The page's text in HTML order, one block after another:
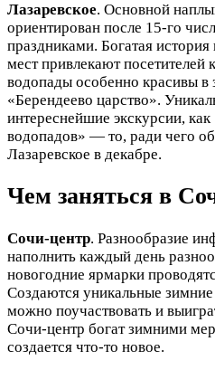
Лазаревское. Основной
ориентирован после 15-го
праздниками. Богатая
мест привлекают
водопады особенно красивы в
«Берендеево царство».
интереснейшие экскурсии,
водопадов» — то, ради чего
Лазаревское в декабре.
Чем заняться в
Сочи-центр. Разнообразие
наполнить каждый день
новогодние ярмарки
Создаются уникальные
можно поучаствовать и
Сочи-центр богат зимними
создается что-то новое.